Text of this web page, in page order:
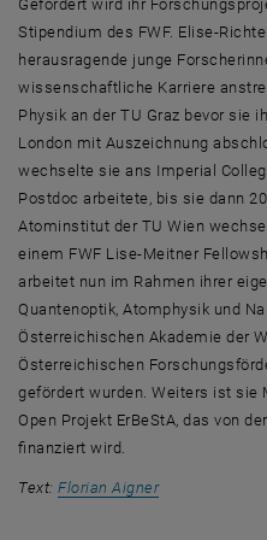
Gefördert wird ihr
Stipendium des FWF. Elise-
herausragende junge
wissenschaftliche Karriere
Physik an der TU Graz bevor sie
London mit Auszeichnung
wechselte sie ans Imperial
Postdocarbeitete, bis sie dann
Atominstitut der TU Wien
einem FWF Lise-Meitner
arbeitet nun im Rahmen ihrer
Quantenoptik, Atomphysik und
Österreichischen Akademie der
Österreichischen
gefördert wurden. Weiters ist sie
Open Projekt ErBeStA , das von
finanziert wird.
Text:Florian Aigner